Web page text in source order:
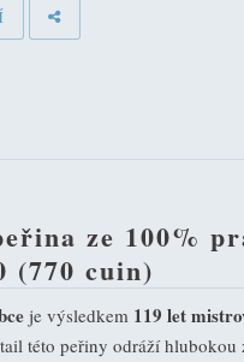
ze 100%
(770 cuin)
je výsledkem 119 let
této peřiny odráží hlubokou